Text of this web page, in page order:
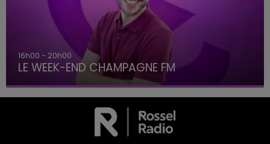
END CHAMPAGNE FM